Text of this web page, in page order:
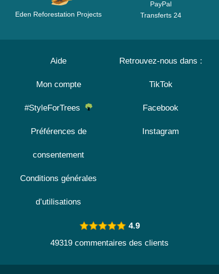
Eden Reforestation Projects
PayPal
Transferts 24
Aide
Mon compte
#StyleForTrees
Préférences de
consentement
Conditions générales
d’utilisations
Retrouvez-nous dans :
TikTok
Facebook
Instagram
4.9
49319 commentaires des clients